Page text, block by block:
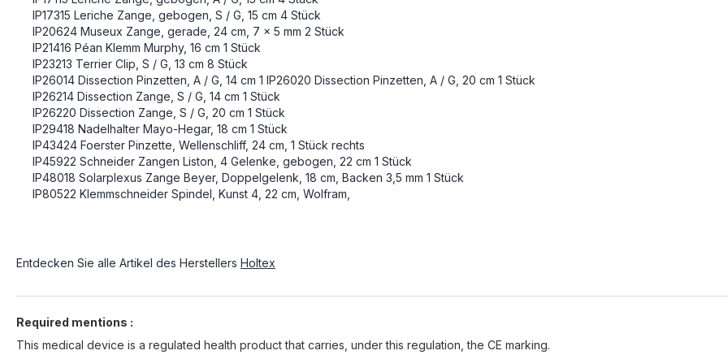
IP17315 Leriche Zange, gebogen, S / G, 15 cm 4 Stück
IP20624 Museux Zange, gerade, 24 cm, 7 x 5 mm 2 Stück
IP21416 Péan Klemm Murphy, 16 cm 1 Stück
IP23213 Terrier Clip, S / G, 13 cm 8 Stück
IP26014 Dissection Pinzetten, A / G, 14 cm 1 IP26020 Dissection Pinzetten, A / G, 20 cm 1 Stück
IP26214 Dissection Zange, S / G, 14 cm 1 Stück
IP26220 Dissection Zange, S / G, 20 cm 1 Stück
IP29418 Nadelhalter Mayo-Hegar, 18 cm 1 Stück
IP43424 Foerster Pinzette, Wellenschliff, 24 cm, 1 Stück rechts
IP45922 Schneider Zangen Liston, 4 Gelenke, gebogen, 22 cm 1 Stück
IP48018 Solarplexus Zange Beyer, Doppelgelenk, 18 cm, Backen 3,5 mm 1 Stück
IP80522 Klemmschneider Spindel, Kunst 4, 22 cm, Wolfram,
Entdecken Sie alle Artikel des Herstellers Holtex
Required mentions :
This medical device is a regulated health product that carries, under this regulation, the CE marking.